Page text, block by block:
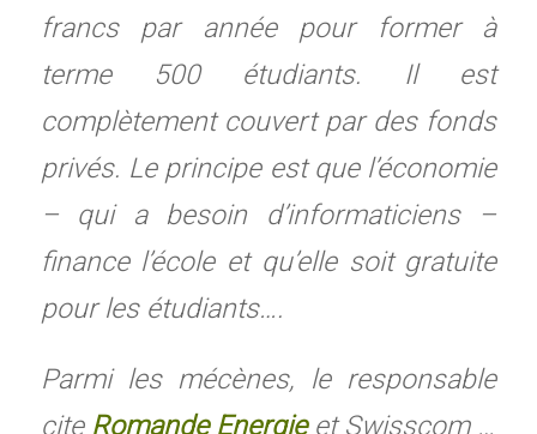
francs par année pour former à
terme 500 étudiants. Il est
complètement couvert par des fonds
privés. Le principe est que l’économie
– qui a besoin d’informaticiens –
finance l’école et qu’elle soit gratuite
pour les étudiants….
Parmi les mécènes, le responsable
cite Romande Energieet Swisscom …